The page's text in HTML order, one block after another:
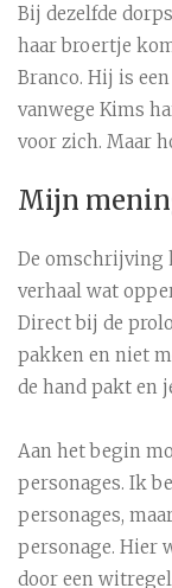
Bij dezelfde
haar broertje
Branco. Hij is
vanwege Kims
voor zich. Maar
Mijn
De omschrijving
verhaal wat
Direct bij de
pakken en niet
de hand pakt en
Aan het begin
personages. Ik
personages,
personage. Hier
door een